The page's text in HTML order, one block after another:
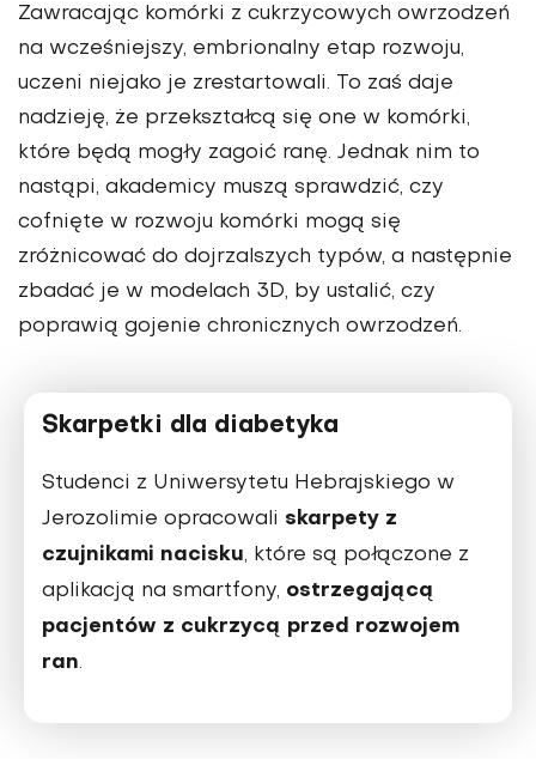
Zawracając komórki z cukrzycowych owrzodzeń
na wcześniejszy, embrionalny etap rozwoju,
uczeni niejako je zrestartowali. To zaś daje
nadzieję, że przekształcą się one w komórki,
które będą mogły zagoić ranę. Jednak nim to
nastąpi, akademicy muszą sprawdzić, czy
cofnięte w rozwoju komórki mogą się
zróżnicować do dojrzalszych typów, a następnie
zbadać je w modelach 3D, by ustalić, czy
poprawią gojenie chronicznych owrzodzeń.
Skarpetki dla diabetyka
Studenci z Uniwersytetu Hebrajskiego w
Jerozolimie opracowali skarpety z
czujnikami nacisku, które są połączone z
aplikacją na smartfony, ostrzegającą
pacjentów z cukrzycą przed rozwojem
ran.